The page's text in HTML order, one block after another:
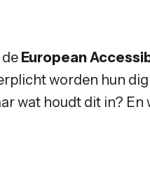
European
worden hun
wat houdt dit in?